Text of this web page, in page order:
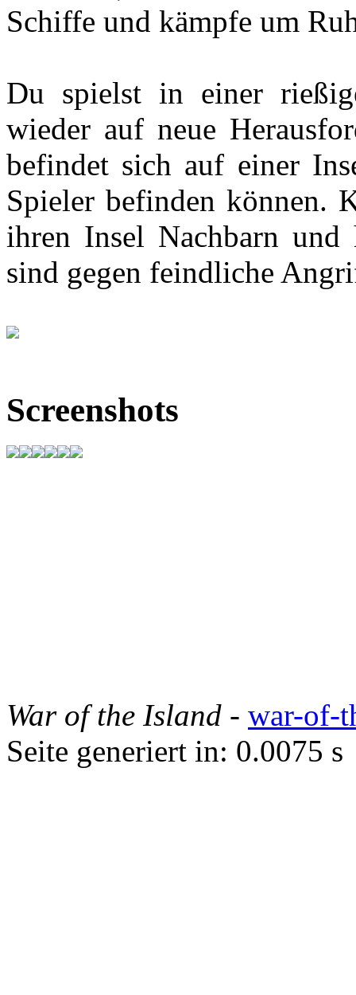
Schiffe und kämpfe um
Du spielst in einer
wieder auf neue
befindet sich auf einer
Spieler befinden können.
ihren Insel Nachbarn und
sind gegen feindliche
Screenshots
War of the Island - war-of-
Seite generiert in: 0.0075 s